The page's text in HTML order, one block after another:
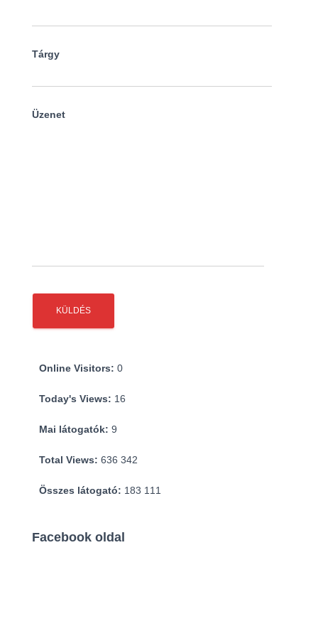
Tárgy
Üzenet
Online Visitors: 0
Today's Views: 16
Mai látogatók: 9
Total Views: 636 342
Összes látogató: 183 111
Facebook oldal